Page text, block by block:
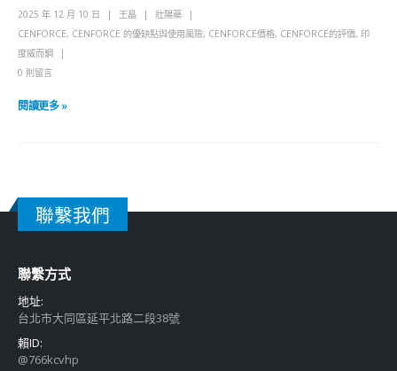
2025 年 12 月 10 日 王晶
壯陽藥
CENFORCE, CENFORCE 的優缺點與使用風險, CENFORCE價格, CENFORCE的評價, 印
度威而鋼
0 則留言
閱讀更多 »
聯繫我們
聯繫方式
地址:
台北市大同區延平北路二段38號
賴ID:
@766kcvhp